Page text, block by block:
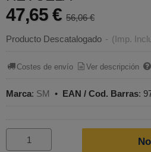
47,65 € 56,06 €
Producto Descatalogado - (Imp.
Costes de envío Ver descripción
Marca: SM • EAN / Cod. Barras: